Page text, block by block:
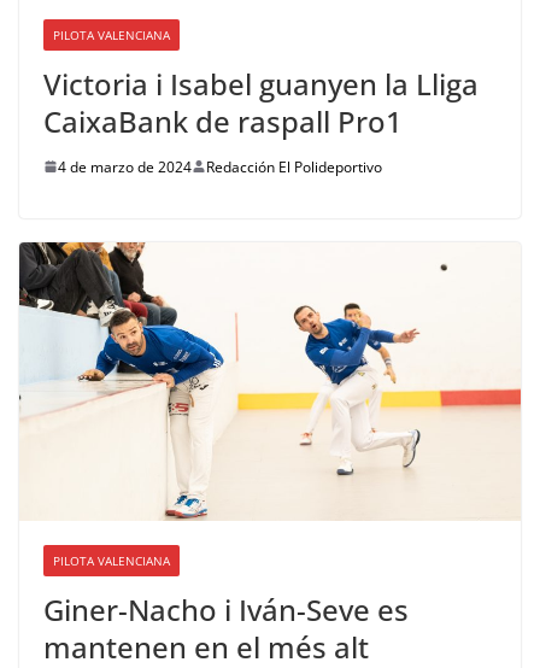
PILOTA VALENCIANA
Victoria i Isabel guanyen la Lliga
CaixaBank de raspall Pro1
4 de marzo de 2024 Redacción El Polideportivo
PILOTA VALENCIANA
Giner-Nacho i Iván-Seve es
mantenen en el més alt